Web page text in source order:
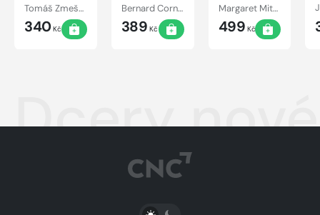
Tomáš Zmeškal
340Kč
Bernard Cornwell
389 Kč
Margaret Mitchellová
499 Kč
Dcery
PŘEPNOUT SVĚTLÝ/TMAVÝ REŽIM